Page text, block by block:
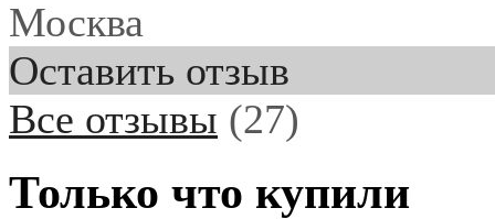
Москва
Оставить отзыв
Все отзывы (27)
Только что купили